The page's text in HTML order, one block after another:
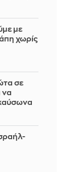
με
χωρίς
σε
να